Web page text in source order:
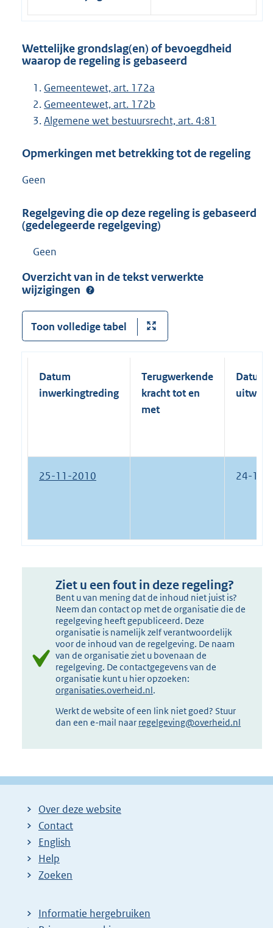
Wettelijke grondslag(en) of bevoegdheid
waarop de regeling is gebaseerd
Gemeentewet, art. 172a
Gemeentewet, art. 172b
Algemene wet bestuursrecht, art. 4:81
Opmerkingen met betrekking tot de regeling
Geen
Regelgeving die op deze regeling is gebaseerd
(gedelegeerde regelgeving)
Geen
Overzicht van in de tekst verwerkte
wijzigingen
Toon volledige tabel
Datum
inwerkingtreding
Terugwerkende
kracht tot en
met
Datum
25-11-2010 24-12-
Ziet u een fout in deze regeling?
Bent u van mening dat de inhoud niet juist is?
Neem dan contact op met de organisatie die de
regelgeving heeft gepubliceerd. Deze
organisatie is namelijk zelf verantwoordelijk
voor de inhoud van de regelgeving. De naam
van de organisatie ziet u bovenaan de
regelgeving. De contactgegevens van de
organisatie kunt u hier opzoeken:
organisaties.overheid.nl.
Werkt de website of een link niet goed? Stuur
dan een e-mail naar regelgeving@overheid.nl
Over deze website
Contact
English
Help
Zoeken
Informatie hergebruiken